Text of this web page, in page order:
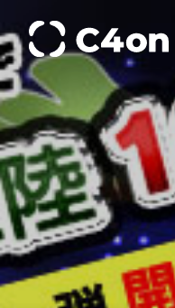
トップページ
理念
会社情報
事業紹介